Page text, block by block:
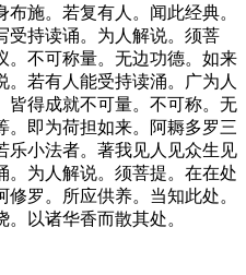
施。若复有人。闻此经典。
受持读诵。为人解说。须菩
。不可称量。无边功德。如来
若有人能受持读涌。广为人
皆得成就不可量。不可称。无
。即为荷担如来。阿耨多罗三
乐小法者。著我见人见众生见
。为人解说。须菩提。在在处
罗。所应供养。当知此处。
以诸华香而散其处。